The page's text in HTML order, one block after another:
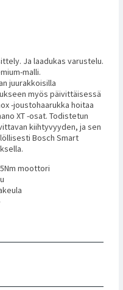
Ja laadukas varustelu.
malli.
juurakkoisilla
myös päivittäisessä
-joustohaarukka hoitaa
XT -osat. Todistetun
kiihtyvyyden, ja sen
Bosch Smart
moottori